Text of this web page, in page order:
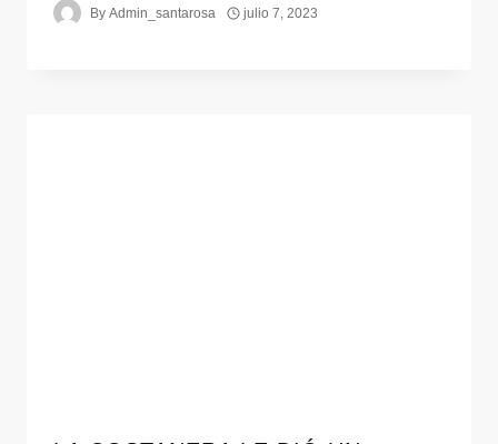
By Admin_santarosa julio 7, 2023